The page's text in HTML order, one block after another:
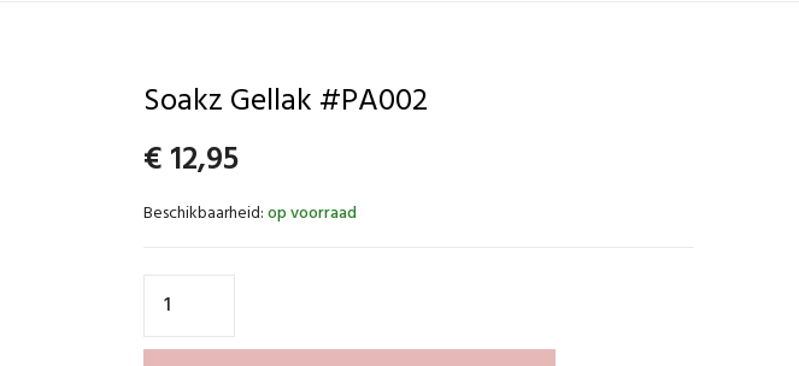
Soakz Gellak #PA002
€12,95
Beschikbaarheid:op voorraad